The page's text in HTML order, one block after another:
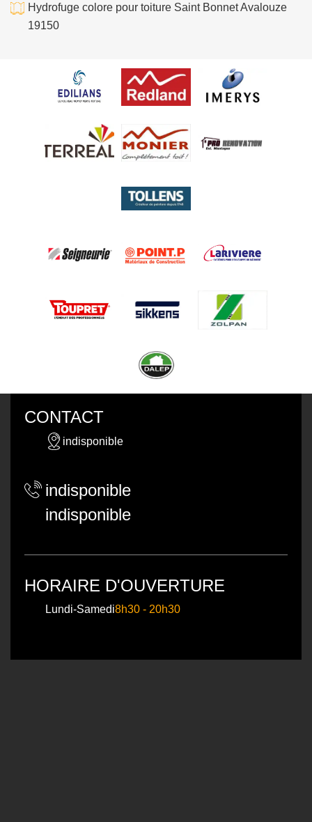
Hydrofuge colore pour toiture Saint Bonnet Avalouze
19150
CONTACT
indisponible
indisponible
indisponible
HORAIRE D'OUVERTURE
Lundi-Samedi8h30 - 20h30